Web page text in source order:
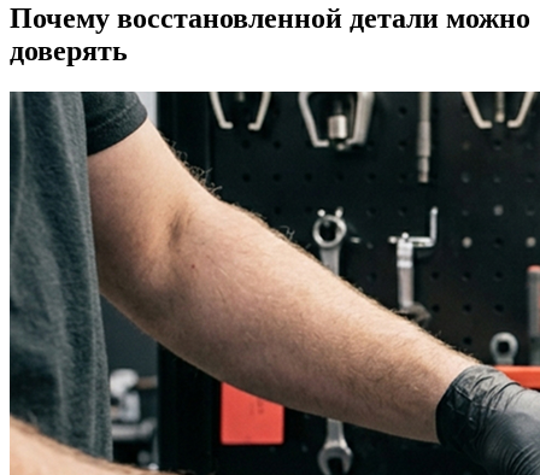
Почему восстановленной детали можно
доверять